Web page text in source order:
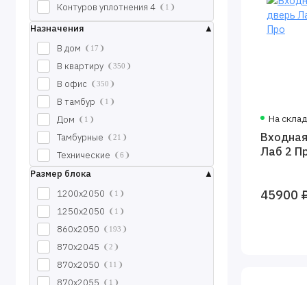
Контуров уплотнения 4 1
Назначения
В дом
17
В квартиру 350
В офис 350
В тамбур 1
Дом 1
Тамбурные 21
Технические 6
Уличные
Размер блока
1200х2050
1
1250х2050 1
860х2050 193
870х2045 2
870х2050 11
1
На
Лаб 2
45900